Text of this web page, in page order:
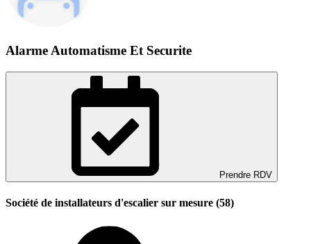
Alarme Automatisme Et Securite
Prendre RDV
Société de installateurs d'escalier sur mesure (58)